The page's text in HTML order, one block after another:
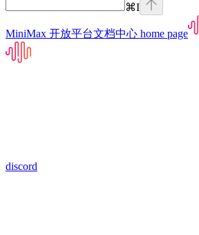
⌘I
MiniMax 开放平台文档中心 home page
discord